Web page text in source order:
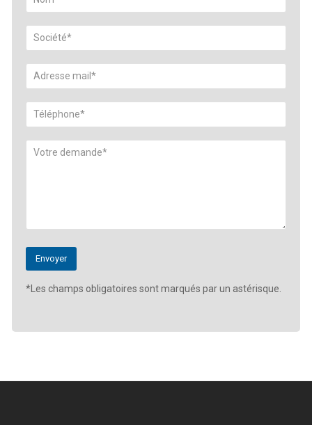
*Les champs obligatoires sont marqués par un astérisque.